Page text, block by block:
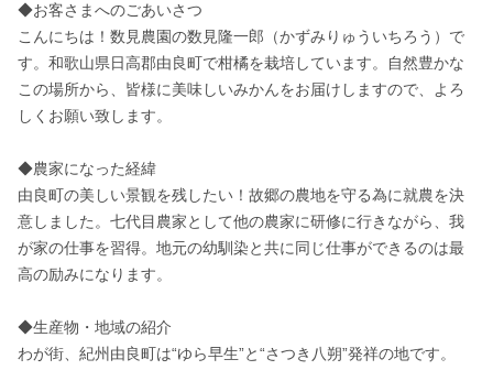
◆お客さまへのごあいさつ
こんにちは！数見農園の数見隆一郎（かずみりゅういちろう）で
す。和歌山県日高郡由良町で柑橘を栽培しています。自然豊かな
この場所から、皆様に美味しいみかんをお届けしますので、よろ
しくお願い致します。
◆農家になった経緯
由良町の美しい景観を残したい！故郷の農地を守る為に就農を決
意しました。七代目農家として他の農家に研修に行きながら、我
が家の仕事を習得。地元の幼馴染と共に同じ仕事ができるのは最
高の励みになります。
◆生産物・地域の紹介
わが街、紀州由良町は“ゆら早生”と“さつき八朔”発祥の地です。